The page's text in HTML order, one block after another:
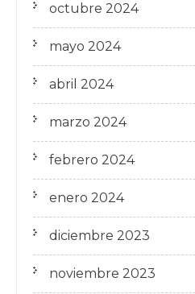
octubre 2024
mayo 2024
abril 2024
marzo 2024
febrero 2024
enero 2024
diciembre 2023
noviembre 2023